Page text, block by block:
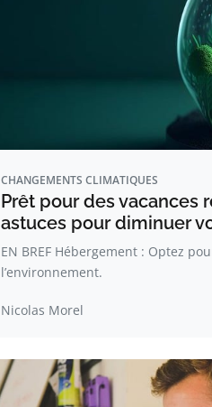
CHANGEMENTS CLIMATIQUES
Prêt pour des vacances
astuces pour diminuer
EN BREF Hébergement : Optez
l’environnement.
Nicolas Morel